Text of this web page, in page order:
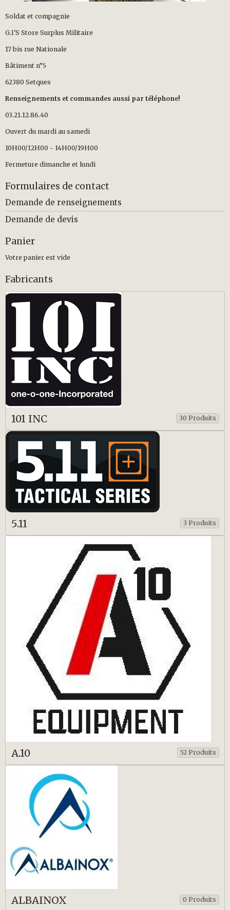
Soldat et compagnie
G.I'S Store Surplus Militaire
17 bis rue Nationale
Bâtiment n°5
62380 Setques
Renseignements et commandes aussi par téléphone!
03.21.12.86.40
Ouvert du mardi au samedi
10H00/12H00 - 14H00/19H00
Fermeture dimanche et lundi
Formulaires de contact
Demande de renseignements
Demande de devis
Panier
Votre panier est vide
Fabricants
101 INC 30 Produits
5.11 3 Produits
A.10 52 Produits
ALBAINOX 0 Produits